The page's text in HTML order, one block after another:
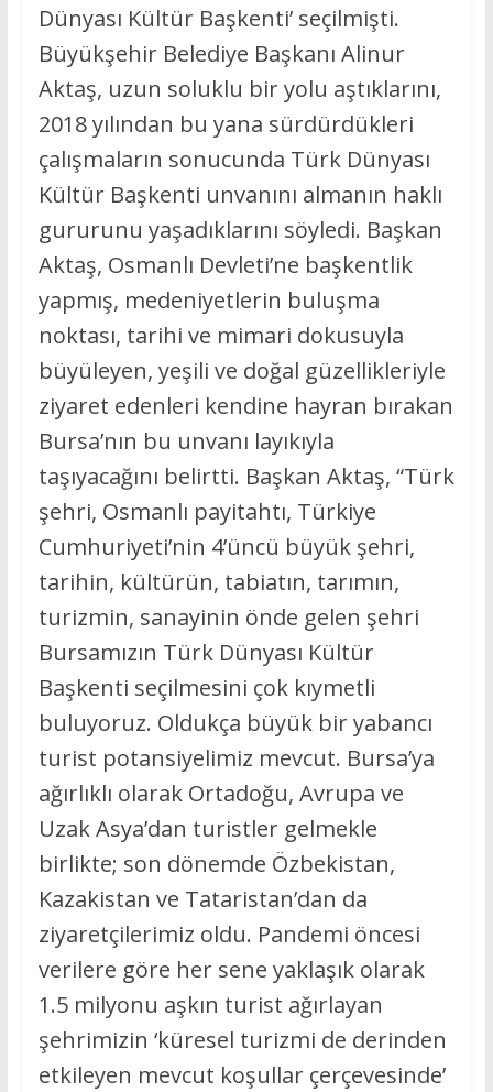
Dünyası Kültür Başkenti’ seçilmişti.
Büyükşehir Belediye Başkanı Alinur
Aktaş, uzun soluklu bir yolu aştıklarını,
2018 yılından bu yana sürdürdükleri
çalışmaların sonucunda Türk Dünyası
Kültür Başkenti unvanını almanın haklı
gururunu yaşadıklarını söyledi. Başkan
Aktaş, Osmanlı Devleti’ne başkentlik
yapmış, medeniyetlerin buluşma
noktası, tarihi ve mimari dokusuyla
büyüleyen, yeşili ve doğal güzellikleriyle
ziyaret edenleri kendine hayran bırakan
Bursa’nın bu unvanı layıkıyla
taşıyacağını belirtti. Başkan Aktaş, “Türk
şehri, Osmanlı payitahtı, Türkiye
Cumhuriyeti’nin 4’üncü büyük şehri,
tarihin, kültürün, tabiatın, tarımın,
turizmin, sanayinin önde gelen şehri
Bursamızın Türk Dünyası Kültür
Başkenti seçilmesini çok kıymetli
buluyoruz. Oldukça büyük bir yabancı
turist potansiyelimiz mevcut. Bursa’ya
ağırlıklı olarak Ortadoğu, Avrupa ve
Uzak Asya’dan turistler gelmekle
birlikte; son dönemde Özbekistan,
Kazakistan ve Tataristan’dan da
ziyaretçilerimiz oldu. Pandemi öncesi
verilere göre her sene yaklaşık olarak
1.5 milyonu aşkın turist ağırlayan
şehrimizin ‘küresel turizmi de derinden
etkileyen mevcut koşullar çerçevesinde’